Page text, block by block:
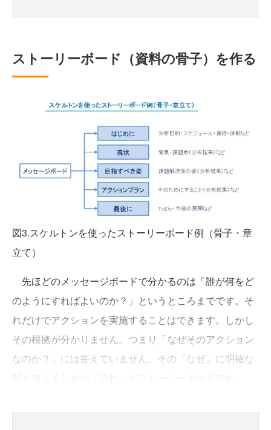
ストーリーボード（資料の骨子）を作る
図3.スケルトンを使ったストーリーボード例（骨子・章
立て）
先ほどのメッセージボードで分かるのは「誰が何をど
のようにすればよいのか？」というところまでです。そ
れだけでアクションを実施することはできます。しかし
その根拠が分かりません。つまり「なぜそのアクション
なのか？」には答えていません。その「なぜ」に明確な